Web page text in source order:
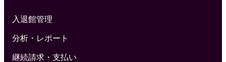
入退館管理
分析・レポート
継続請求・支払い